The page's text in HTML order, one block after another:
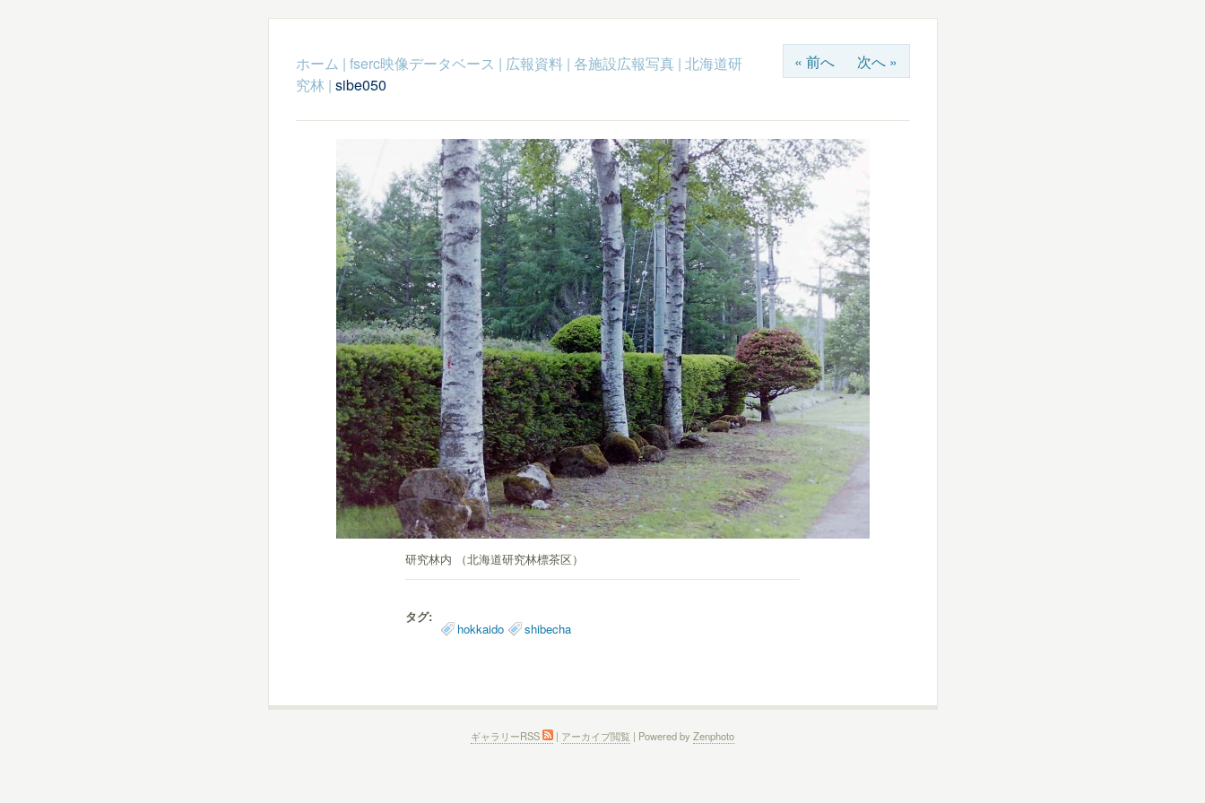
« 前へ 次へ »
ホーム | fserc映像データベース | 広報資料| 各施設広報写真| 北海道研
究林 | sibe050
研究林内 （北海道研究林標茶区）
タグ:
hokkaido shibecha
ギャラリーRSS | アーカイブ閲覧 | Powered by Zenphoto